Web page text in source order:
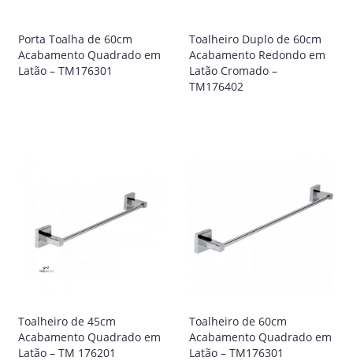
Porta Toalha de 60cm
Acabamento Quadrado em
Latão – TM176301
Toalheiro Duplo de 60cm
Acabamento Redondo em
Latão Cromado –
TM176402
Toalheiro de 45cm
Acabamento Quadrado em
Latão – TM 176201
Toalheiro de 60cm
Acabamento Quadrado em
Latão – TM176301